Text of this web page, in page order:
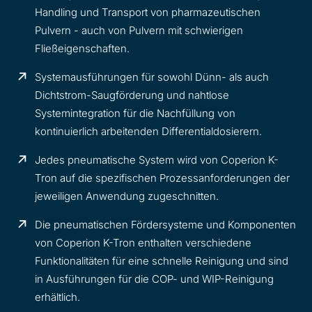
Handling und Transport von pharmazeutischen
Pulvern - auch von Pulvern mit schwierigen
Fließeigenschaften.
Systemausführungen für sowohl Dünn- als auch
Dichtstrom-Saugförderung und nahtlose
Systemintegration für die Nachfüllung von
kontinuierlich arbeitenden Differentialdosierern.
Jedes pneumatische System wird von Coperion K-
Tron auf die spezifischen Prozessanforderungen der
jeweiligen Anwendung zugeschnitten.
Die pneumatischen Fördersysteme und Komponenten
von Coperion K-Tron enthalten verschiedene
Funktionalitäten für eine schnelle Reinigung und sind
in Ausführungen für die COP- und WIP-Reinigung
erhältlich.